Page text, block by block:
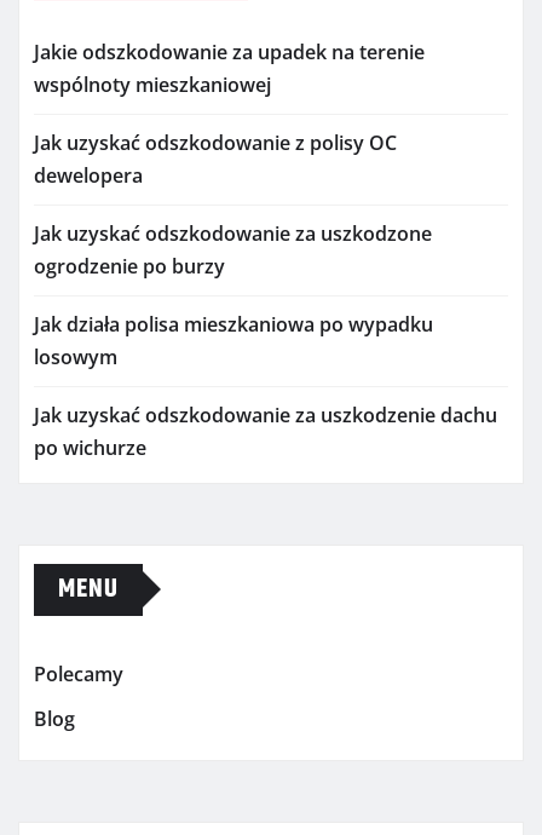
Jakie odszkodowanie za upadek na terenie
wspólnoty mieszkaniowej
Jak uzyskać odszkodowanie z polisy OC
dewelopera
Jak uzyskać odszkodowanie za uszkodzone
ogrodzenie po burzy
Jak działa polisa mieszkaniowa po wypadku
losowym
Jak uzyskać odszkodowanie za uszkodzenie dachu
po wichurze
MENU
Polecamy
Blog